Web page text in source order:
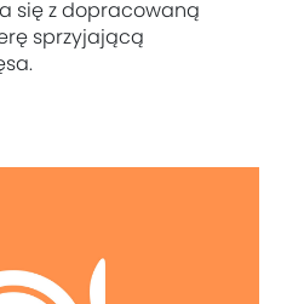
się z dopracowaną
sprzyjającą